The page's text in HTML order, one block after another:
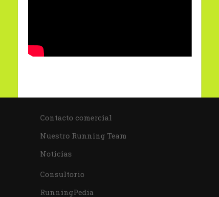
Contacto comercial
Nuestro Running Team
Noticias
Consultorio
RunningPedia